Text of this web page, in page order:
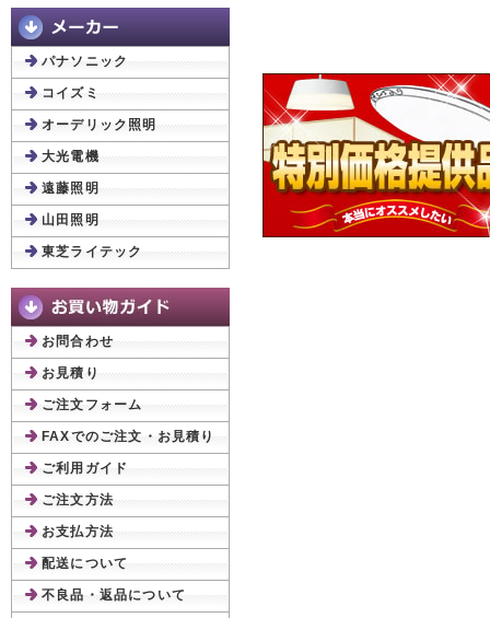
パナソニック
コイズミ
オーデリック照明
大光電機
遠藤照明
山田照明
東芝ライテック
お問合わせ
お見積り
ご注文フォーム
FAXでのご注文・お見積り
ご利用ガイド
ご注文方法
お支払方法
配送について
不良品・返品について